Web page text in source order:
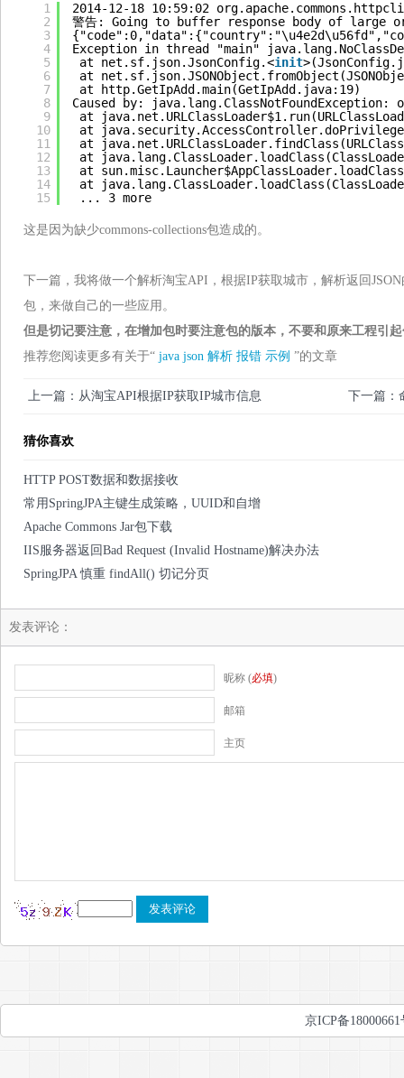
1
2
3
4
5
6
7
8
9
10
11
12
13
14
15
2014-12-18 10:59:02
警告: Going to buffer response body of large
Exception in thread "main"
at net.sf.json.JsonConfig.<init
at
at http.GetIpAdd.main(GetIpAdd.java:19)
Caused by: java.lang.ClassNotFoundException:
at
at
at
at
at
at
... 3 more
这是因为缺少commons-collections包造成的。
下一篇，我将做一个解析淘宝API，根据IP获取城市，解析返回
包，来做自己的一些应用。
但是切记要注意，在增加包时要注意包的版本，不要和原来工程引
推荐您阅读更多有关于“ java json 解析 报错 示例 ”的文章
上一篇：从淘宝API根据IP获取IP城市信息 下一篇：
猜你喜欢
HTTP POST数据和数据接收
常用SpringJPA主键生成策略，UUID和自增
Apache Commons Jar包下载
IIS服务器返回Bad Request (Invalid Hostname)解决办法
SpringJPA 慎重 findAll() 切记分页
发表评论：
昵称 (必填)
邮箱
主页
京ICP备18000661